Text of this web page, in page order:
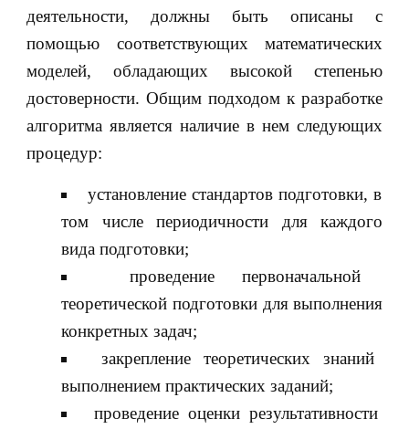
деятельности, должны быть описаны с
помощью соответствующих математических
моделей, обладающих высокой степенью
достоверности. Общим подходом к разработке
алгоритма является наличие в нем следующих
процедур:
установление стандартов подготовки, в
том числе периодичности для каждого
вида подготовки;
проведение первоначальной
теоретической подготовки для выполнения
конкретных задач;
закрепление теоретических знаний
выполнением практических заданий;
проведение оценки результативности